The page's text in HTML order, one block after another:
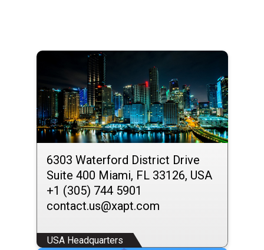
6303 Waterford District Drive
Suite 400 Miami, FL 33126, USA
+1 (305) 744 5901
contact.us@xapt.com
USA Headquarters